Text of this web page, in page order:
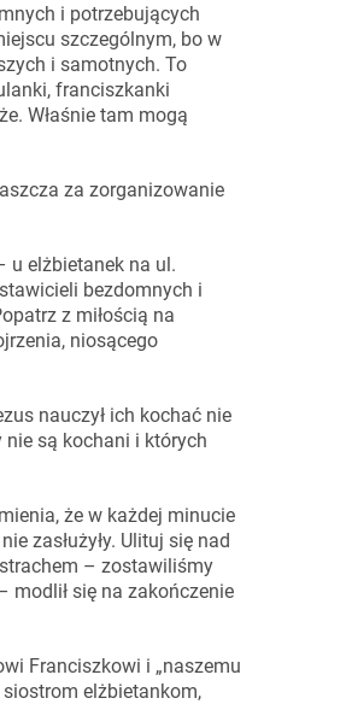
i potrzebujących
szczególnym, bo w
i samotnych. To
franciszkanki
Właśnie tam mogą
za zorganizowanie
u elżbietanek na ul.
bezdomnych i
z miłością na
niosącego
nauczył ich kochać nie
są kochani i których
że w każdej minucie
zasłużyły. Ulituj się nad
– zostawiliśmy
modlił się na zakończenie
Franciszkowi i „naszemu
siostrom elżbietankom,